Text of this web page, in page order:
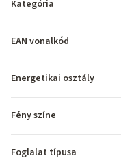
Kategória
EAN vonalkód
Energetikai osztály
Fény színe
Foglalat típusa